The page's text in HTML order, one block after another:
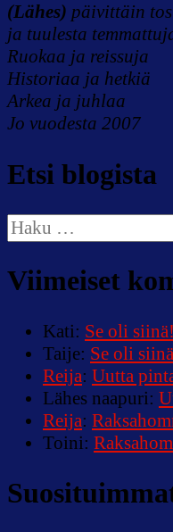
(Lähes) päivittäin
ja tuulesta
Ruokaa ja reissuja
Historiaa ja hetkiä
Arkea ja juhlaa
Jo vuodesta 2007
Etsi blogista
Haku:
Viimeiset
Kati: Se oli siinä!
Taije: Se oli
Reija: Uutta
Lähes naapuri:
Reija:
Toini: